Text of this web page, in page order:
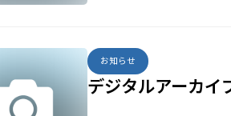
デジタルアーカイ
お知らせ